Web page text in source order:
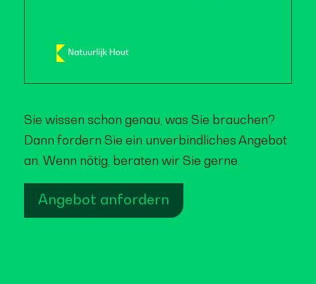
Sie wissen schon genau, was Sie brauchen?
Dann fordern Sie ein unverbindliches Angebot
an. Wenn nötig, beraten wir Sie gerne.
Angebot anfordern